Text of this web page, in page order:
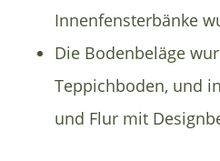
Innenfensterbänke
Die Bodenbeläge
Teppichboden, und
und Flur mit